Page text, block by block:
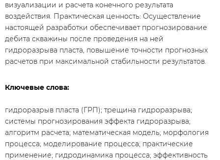
визуализации и расчета конечного результата
воздействия. Практическая ценность: Осуществление
настоящей разработки обеспечивает прогнозирование
дебита скважины после проведения на ней
гидроразрыва пласта, повышение точности прогнозных
расчетов при максимальной стабильности результатов.
Ключевые слова:
гидроразрыв пласта (ГРП); трещина гидроразрыва;
системы прогнозирования эффекта гидроразрыва;
алгоритм расчета; математическая модель; морфология
процесса; моделирование процесса; практические
применение; гидродинамика процесса; эффективность